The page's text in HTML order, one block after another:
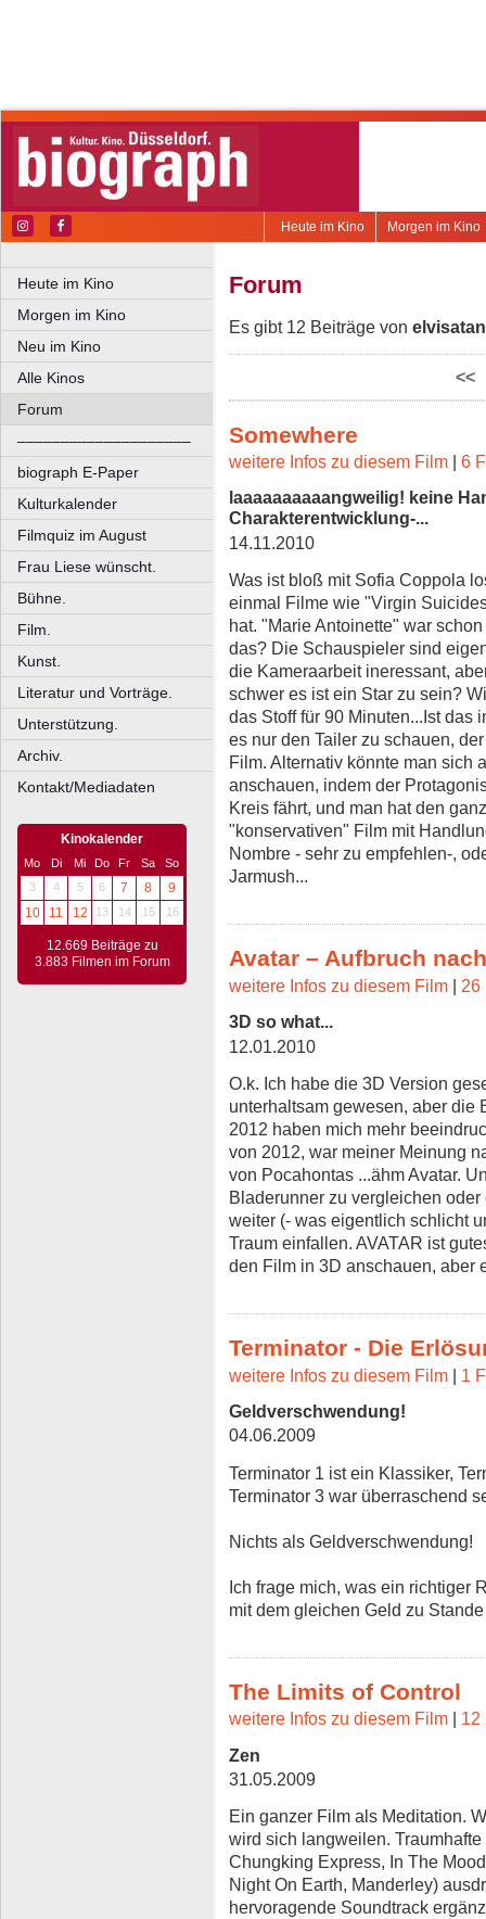
Morgen im Kino
Heute im Kino
Heute im Kino
Morgen im Kino
Neu im Kino
Alle Kinos
Forum
––––––––––––––––––––
biograph E-Paper
Kulturkalender
Filmquiz im August
Frau Liese wünscht.
Bühne.
Film.
Kunst.
Literatur und Vorträge.
Unterstützung.
Archiv.
Kontakt/Mediadaten
Kinokalender
Mo Di Mi Do Fr Sa
So
3
4 5 6 7 8
9
10
11 12 13 14 15 16
12.669 Beiträge zu
3.883 Filmen im Forum
Forum
Es gibt 12 Beiträge von elvisatan
<<
Somewhere
weitere Infos zu diesem Film | 6
laaaaaaaaaangweilig! keine
Charakterentwicklung-...
14.11.2010
Was ist bloß mit Sofia Coppola
einmal Filme wie "Virgin
hat. "Marie Antoinette" war
das? Die Schauspieler sind
die Kameraarbeit ineressant,
schwer es ist ein Star zu sein?
das Stoff für 90 Minuten...Ist das
es nur den Tailer zu schauen,
Film. Alternativ könnte man sich
anschauen, indem der
Kreis fährt, und man hat den
"konservativen" Film mit
Nombre - sehr zu empfehlen-,
Jarmush...
Avatar – Aufbruch
weitere Infos zu diesem Film | 26
3D so what...
12.01.2010
O.k. Ich habe die 3D Version
unterhaltsam gewesen, aber die
2012 haben mich mehr
von 2012, war meiner Meinung
von Pocahontas ...ähm Avatar.
Bladerunner zu vergleichen
weiter (- was eigentlich schlicht
Traum einfallen. AVATAR ist
den Film in 3D anschauen, aber
Terminator - Die
weitere Infos zu diesem Film | 1
Geldverschwendung!
04.06.2009
Terminator 1 ist ein Klassiker,
Terminator 3 war überraschend
Nichts als Geldverschwendung!
Ich frage mich, was ein richtiger
mit dem gleichen Geld zu
The Limits of Control
weitere Infos zu diesem Film
12
Zen
31.05.2009
Ein ganzer Film als Meditation.
wird sich langweilen.
Chungking Express, In The
Night On Earth, Manderley)
hervoragende Soundtrack